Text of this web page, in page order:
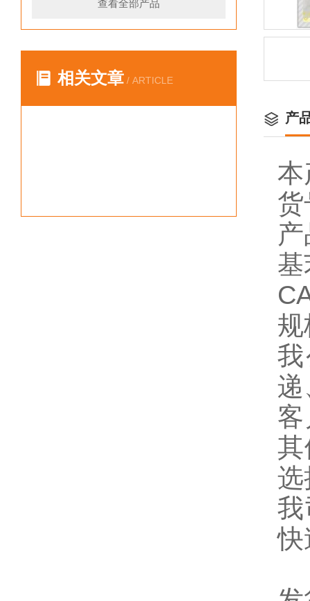
查看全部产品
相关文章 / ARTICLE
产
本
递
选
快